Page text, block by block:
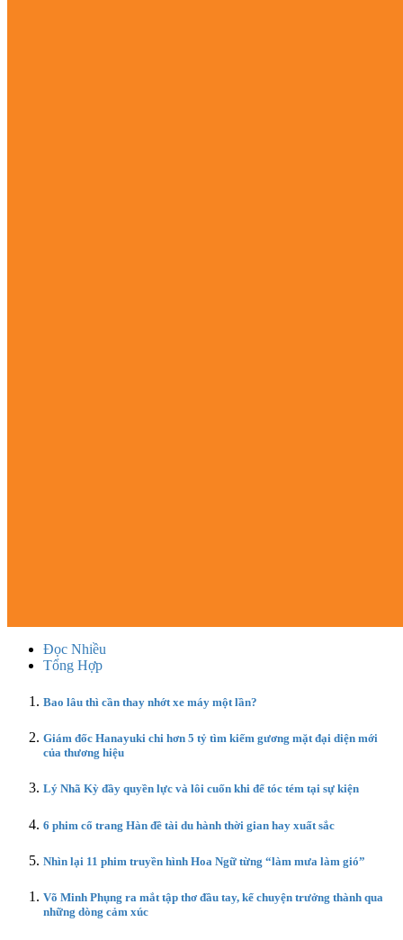
Đọc Nhiều
Tổng Hợp
Bao lâu thì cần thay nhớt xe máy một lần?
Giám đốc Hanayuki chi hơn 5 tỷ tìm kiếm gương mặt đại diện mới
của thương hiệu
Lý Nhã Kỳ đầy quyền lực và lôi cuốn khi để tóc tém tại sự kiện
6 phim cổ trang Hàn đề tài du hành thời gian hay xuất sắc
Nhìn lại 11 phim truyền hình Hoa Ngữ từng “làm mưa làm gió”
Võ Minh Phụng ra mắt tập thơ đầu tay, kể chuyện trưởng thành qua
những dòng cảm xúc